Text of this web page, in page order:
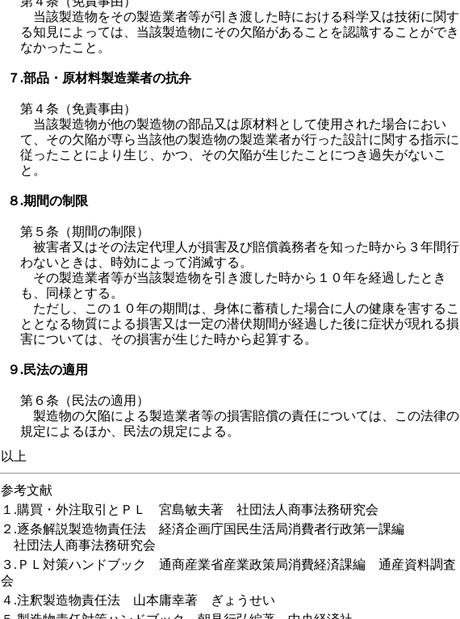
当該製造物をその製造業者等が引き渡した時における科学又は技術に関す
る知見によっては、当該製造物にその欠陥があることを認識することができ
なかったこと。
７.部品・原材料製造業者の抗弁
第４条（免責事由）
当該製造物が他の製造物の部品又は原材料として使用された場合におい
て、その欠陥が専ら当該他の製造物の製造業者が行った設計に関する指示に
従ったことにより生じ、かつ、その欠陥が生じたことにつき過失がないこ
と。
８.期間の制限
第５条（期間の制限）
被害者又はその法定代理人が損害及び賠償義務者を知った時から３年間行
わないときは、時効によって消滅する。
その製造業者等が当該製造物を引き渡した時から１０年を経過したとき
も、同様とする。
ただし、この１０年の期間は、身体に蓄積した場合に人の健康を害するこ
ととなる物質による損害又は一定の潜伏期間が経過した後に症状が現れる損
害については、その損害が生じた時から起算する。
９.民法の適用
第６条（民法の適用）
製造物の欠陥による製造業者等の損害賠償の責任については、この法律の
規定によるほか、民法の規定による。
以上
参考文献
１.購買・外注取引とＰＬ 宮島敏夫著 社団法人商事法務研究会
２.逐条解説製造物責任法 経済企画庁国民生活局消費者行政第一課編
社団法人商事法務研究会
３.ＰＬ対策ハンドブック 通商産業省産業政策局消費経済課編 通産資料調査
会
４.注釈製造物責任法 山本庸幸著 ぎょうせい